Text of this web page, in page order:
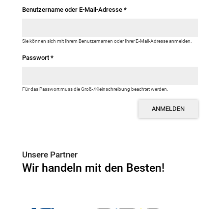
Benutzername oder E-Mail-Adresse *
Sie können sich mit Ihrem Benutzernamen oder Ihrer E-Mail-Adresse anmelden.
Passwort *
Für das Passwort muss die Groß-/Kleinschreibung beachtet werden.
ANMELDEN
Unsere Partner
Wir handeln mit den Besten!